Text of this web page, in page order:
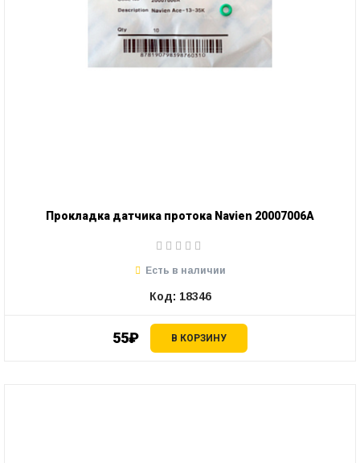
Прокладка датчика протока Navien 20007006А
55₽ В КОРЗИНУ
Есть в наличии
Код: 18346